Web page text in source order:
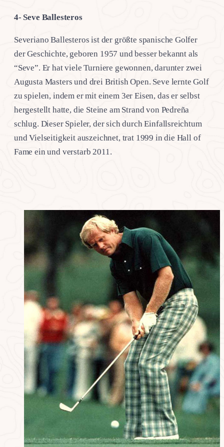
4- Seve Ballesteros
Severiano Ballesteros ist der größte spanische Golfer
der Geschichte, geboren 1957 und besser bekannt als
“Seve”. Er hat viele Turniere gewonnen, darunter zwei
Augusta Masters und drei British Open. Seve lernte Golf
zu spielen, indem er mit einem 3er Eisen, das er selbst
hergestellt hatte, die Steine am Strand von Pedreña
schlug. Dieser Spieler, der sich durch Einfallsreichtum
und Vielseitigkeit auszeichnet, trat 1999 in die Hall of
Fame ein und verstarb 2011.